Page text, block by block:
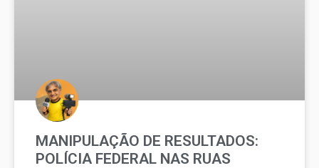
MANIPULAÇÃO DE RESULTADOS:
POLÍCIA FEDERAL NAS RUAS